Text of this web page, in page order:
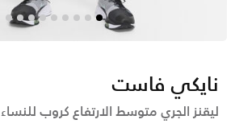
نايكي فاست
ليقنز الجري متوسط الارتفاع كروب للنساء